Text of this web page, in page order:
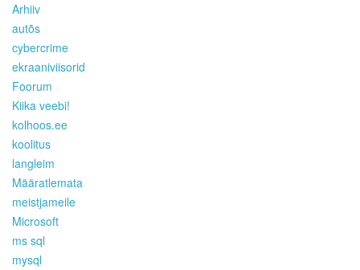
Arhiiv
autõs
cybercrime
ekraaniviisorid
Foorum
Kiika veebi!
kolhoos.ee
koolitus
langleim
Määratlemata
meistjameile
Microsoft
ms sql
mysql